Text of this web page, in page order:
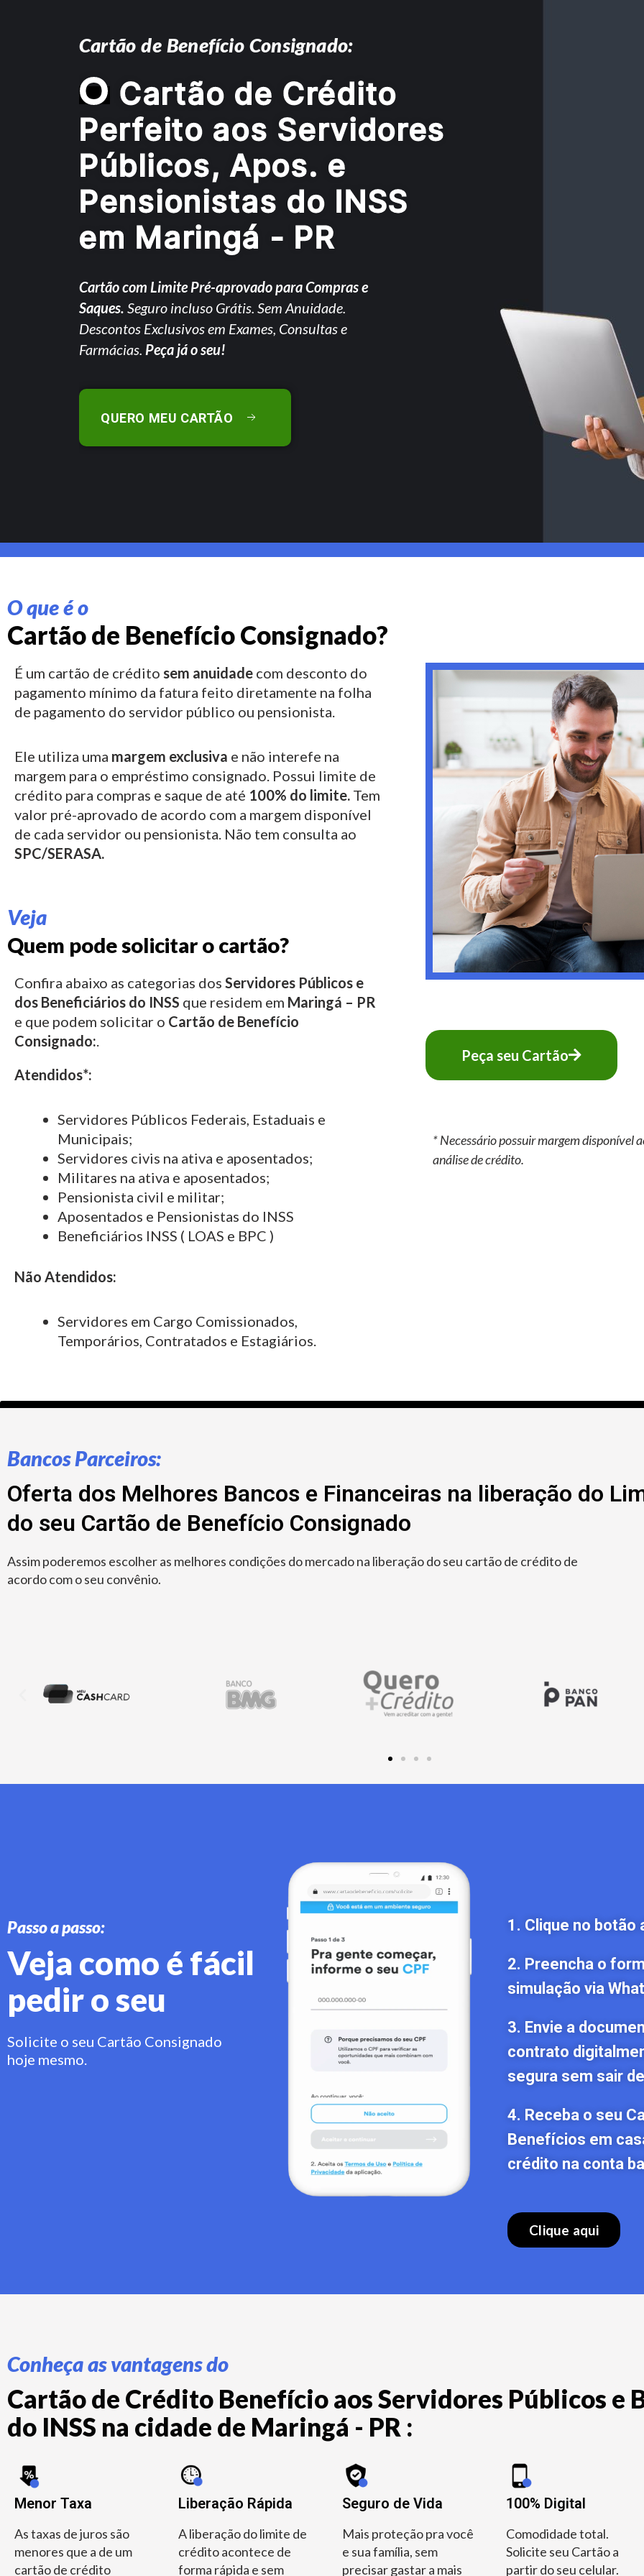
Cartão de Benefício Consignado:
O Cartão de Crédito
Perfeito aos Servidores
Públicos, Apos. e
Pensionistas do INSS
em Maringá - PR
Cartão com Limite Pré-aprovado para Compras e
Saques. Seguro incluso Grátis. Sem Anuidade.
Descontos Exclusivos em Exames, Consultas e
Farmácias. Peça já o seu!
QUERO MEU CARTÃO
O que é o
Cartão de Benefício Consignado?
É um cartão de crédito sem anuidade com desconto do
pagamento mínimo da fatura feito diretamente na folha
de pagamento do servidor público ou pensionista.
Ele utiliza uma margem exclusiva e não interefe na
margem para o empréstimo consignado. Possui limite de
crédito para compras e saque de até 100% do limite. Tem
valor pré-aprovado de acordo com a margem disponível
de cada servidor ou pensionista. Não tem consulta ao
SPC/SERASA.
Veja
Quem pode solicitar o cartão?
Confira abaixo as categorias dos Servidores Públicos e
dos Beneficiários do INSS que residem em Maringá – PR
e que podem solicitar o Cartão de Benefício
Consignado:.
Atendidos*:
Servidores Públicos Federais, Estaduais e
Municipais;
Servidores civis na ativa e aposentados;
Militares na ativa e aposentados;
Pensionista civil e militar;
Aposentados e Pensionistas do INSS
Beneficiários INSS ( LOAS e BPC )
Não Atendidos:
Servidores em Cargo Comissionados,
Temporários, Contratados e Estagiários.
Peça seu Cartão
* Necessário possuir margem disponível
análise de crédito.
Bancos Parceiros:
Oferta dos Melhores Bancos e Financeiras na liberação do
do seu Cartão de Benefício Consignado
Assim poderemos escolher as melhores condições do mercado na liberação do seu cartão de crédito de
acordo com o seu convênio.
Passo a passo:
Veja como é fácil
pedir o seu
Solicite o seu Cartão Consignado
hoje mesmo.
1. Clique no botão
2. Preencha o
simulação via
3. Envie a
contrato
segura sem sair
4. Receba o seu
Benefícios em
crédito na conta
Clique aqui
Conheça as vantagens do
Cartão de Crédito Benefício aos Servidores Públicos e
do INSS na cidade de Maringá - PR :
Menor Taxa
As taxas de juros são
menores que a de um
cartão de crédito
Liberação Rápida
A liberação do limite de
crédito acontece de
forma rápida e sem
Seguro de Vida
Mais proteção pra você
e sua família, sem
precisar gastar a mais
100% Digital
Comodidade total.
Solicite seu Cartão a
partir do seu celular.